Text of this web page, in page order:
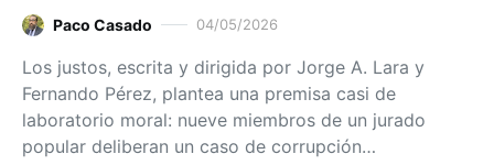
Paco Casado 04/05/2026
Los justos, escrita y dirigida por Jorge A. Lara y
Fernando Pérez, plantea una premisa casi de
laboratorio moral: nueve miembros de un jurado
popular deliberan un caso de corrupción…